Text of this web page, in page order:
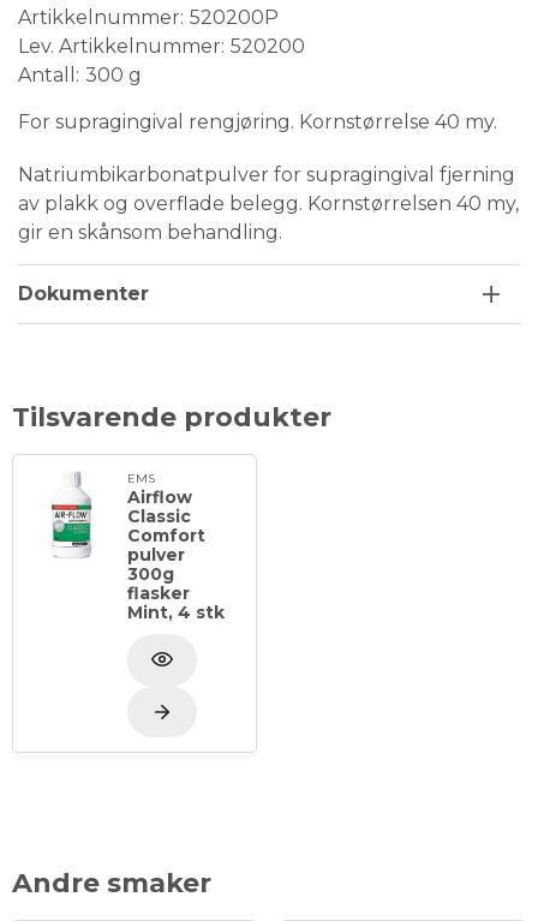
Artikkelnummer 520200P
Lev. Artikkelnummer 520200
Antall
300 g
For supragingival rengjøring. Kornstørrelse 40 my.
Natriumbikarbonatpulver for supragingival fjerning
av plakk og overflade belegg. Kornstørrelsen 40 my,
gir en skånsom behandling.
Dokumenter
Tilsvarende produkter
EMS
Airflow
Classic
Comfort
pulver
300g
flasker
Mint, 4 stk
Andre smaker